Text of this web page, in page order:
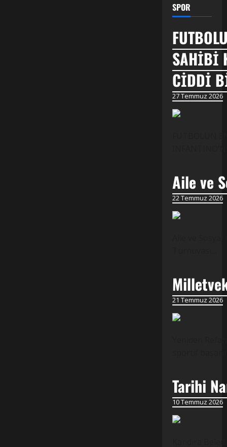
SPOR
SAHİBİ
CİDDİ
27 Temmuz 2026
Aile ve
22 Temmuz 2026
21 Temmuz 2026
Tarihi
10 Temmuz 2026